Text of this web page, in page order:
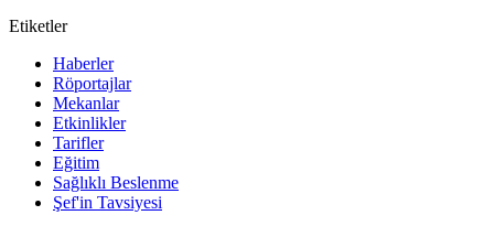
Etiketler
Haberler
Röportajlar
Mekanlar
Etkinlikler
Tarifler
Eğitim
Sağlıklı Beslenme
Şef'in Tavsiyesi